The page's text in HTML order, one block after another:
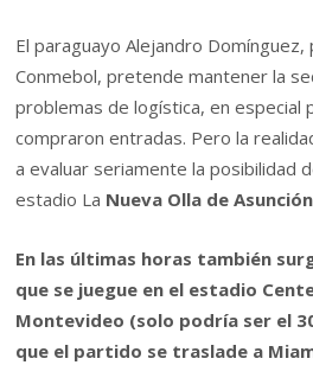
El paraguayo Alejandro
Conmebol, pretende mantener la
problemas de logística, en especial
compraron entradas. Pero la
a evaluar seriamente la posibilidad
estadio La Nueva Olla de
En las últimas horas también
que se juegue en el estadio
Montevideo (solo podría ser el
que el partido se traslade a